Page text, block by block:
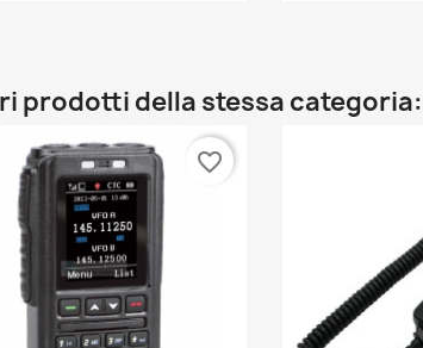
prodotti della stessa categoria:
favorite_border